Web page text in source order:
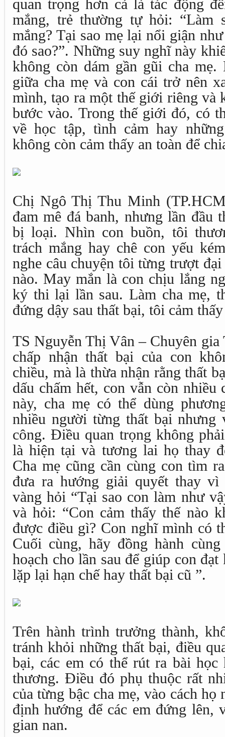
quan trọng hơn cả là tác động
mắng, trẻ thường tự hỏi: “Làm
mắng? Tại sao mẹ lại nổi giận
đó sao?”. Những suy nghĩ này
không còn dám gần gũi cha mẹ.
giữa cha mẹ và con cái trở nên
mình, tạo ra một thế giới riêng và
bước vào. Trong thế giới đó, có
về học tập, tình cảm hay
không còn cảm thấy an toàn để
Chị Ngô Thị Thu Minh
đam mê đá banh, nhưng lần đầu
bị loại. Nhìn con buồn, tôi
trách mắng hay chê con yếu
nghe câu chuyện tôi từng trượt
nào. May mắn là con chịu lắng
ký thi lại lần sau. Làm cha mẹ,
đứng dậy sau thất bại, tôi cảm
TS Nguyễn Thị Vân – Chuyên gia
chấp nhận thất bại của con
chiều, mà là thừa nhận rằng thất
dấu chấm hết, con vẫn còn
này, cha mẹ có thể dùng
nhiều người từng thất bại nhưng
công. Điều quan trọng không
là hiện tại và tương lai họ thay
Cha mẹ cũng cần cùng con tìm
đưa ra hướng giải quyết thay
vàng hỏi “Tại sao con làm như
và hỏi: “Con cảm thấy thế nào
được điều gì? Con nghĩ mình có
Cuối cùng, hãy đồng hành
hoạch cho lần sau để giúp con
lặp lại hạn chế hay thất bại cũ ”.
Trên hành trình trưởng thành,
tránh khỏi những thất bại, điều
bại, các em có thể rút ra bài học
thương. Điều đó phụ thuộc rất
của từng bậc cha mẹ, vào cách
định hướng để các em đứng lên,
gian nan.